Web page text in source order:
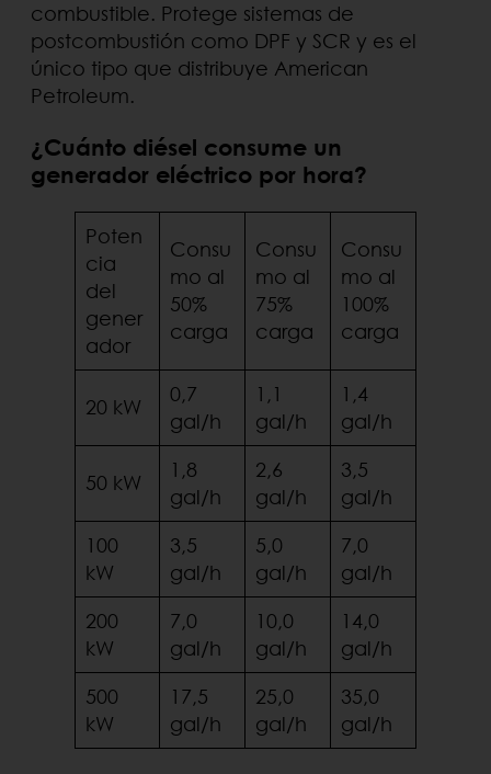
combustible. Protege sistemas de
postcombustión como DPF y SCR y es el
único tipo que distribuye American
Petroleum.
¿Cuánto diésel consume un
generador eléctrico por hora?
Poten
cia
del
gener
ador
Consu
mo al
50%
carga
Consu
mo al
75%
carga
Consu
mo al
100%
carga
20 kW
0,7
gal/h
1,1
gal/h
1,4
gal/h
50 kW
1,8
gal/h
2,6
gal/h
3,5
gal/h
100
kW
3,5
gal/h
5,0
gal/h
7,0
gal/h
200
kW
7,0
gal/h
10,0
gal/h
14,0
gal/h
500
kW
17,5
gal/h
25,0
gal/h
35,0
gal/h